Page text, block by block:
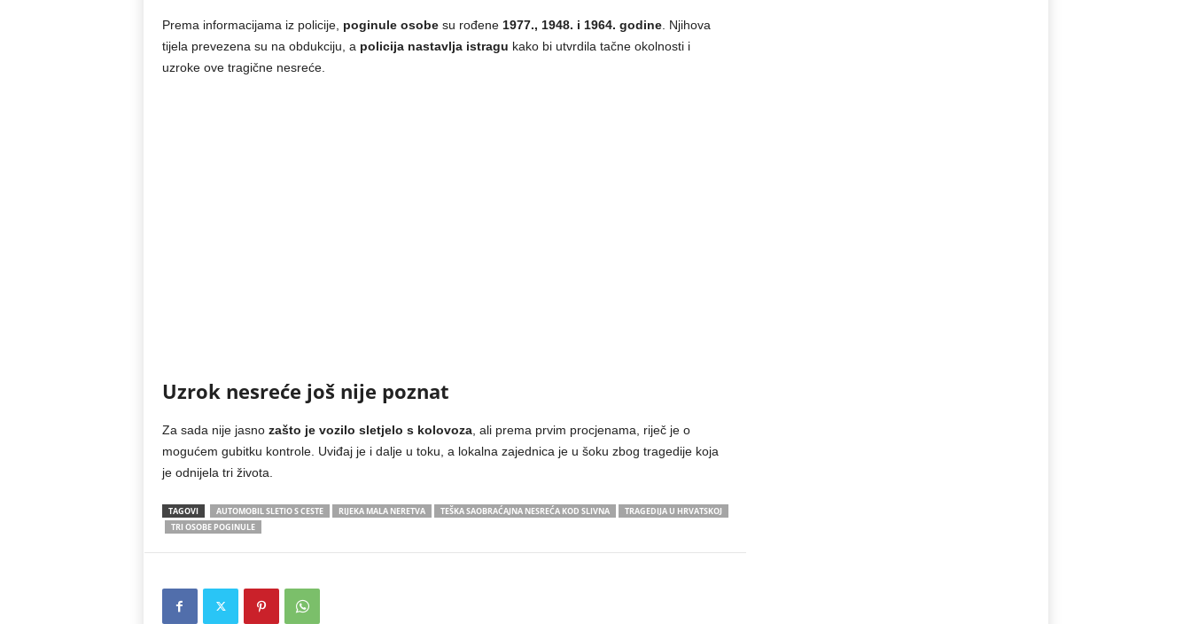
Prema informacijama iz policije, poginule osobesu rođene 1977., 1948. i 1964. godine. Njihova
tijela prevezena su na obdukciju, a policija nastavlja istragu kako bi utvrdila tačne okolnosti i
uzroke ove tragične nesreće.
Uzrok nesreće još nije poznat
Za sada nije jasno zašto je vozilo sletjelo s kolovoza, ali prema prvim procjenama, riječ je o
mogućem gubitku kontrole. Uviđaj je i dalje u toku, a lokalna zajednica je u šoku zbog tragedije koja
je odnijela tri života.
TAGOVI AUTOMOBIL SLETIO S CESTE RIJEKA MALA NERETVA TEŠKA SAOBRAĆAJNA NESREĆA KOD SLIVNA
TRAGEDIJA U HRVATSKOJ
TRI OSOBE POGINULE